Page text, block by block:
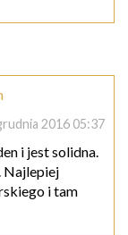
2016 05:37
i jest solidna.
Najlepiej
i tam